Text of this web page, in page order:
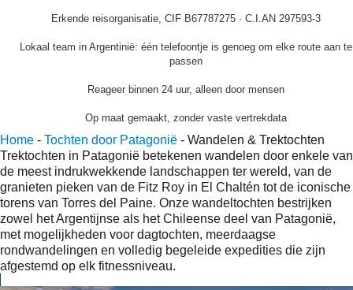
Erkende reisorganisatie, CIF B67787275 · C.I.AN 297593-3
Lokaal team in Argentinië: één telefoontje is genoeg om elke route aan te
passen
Reageer binnen 24 uur, alleen door mensen
Op maat gemaakt, zonder vaste vertrekdata
Home - Tochten door Patagonië - Wandelen & Trektochten
Trektochten in Patagonië betekenen wandelen door enkele van
de meest indrukwekkende landschappen ter wereld, van de
granieten pieken van de Fitz Roy in El Chaltén tot de iconische
torens van Torres del Paine. Onze wandeltochten bestrijken
zowel het Argentijnse als het Chileense deel van Patagonië,
met mogelijkheden voor dagtochten, meerdaagse
rondwandelingen en volledig begeleide expedities die zijn
afgestemd op elk fitnessniveau.